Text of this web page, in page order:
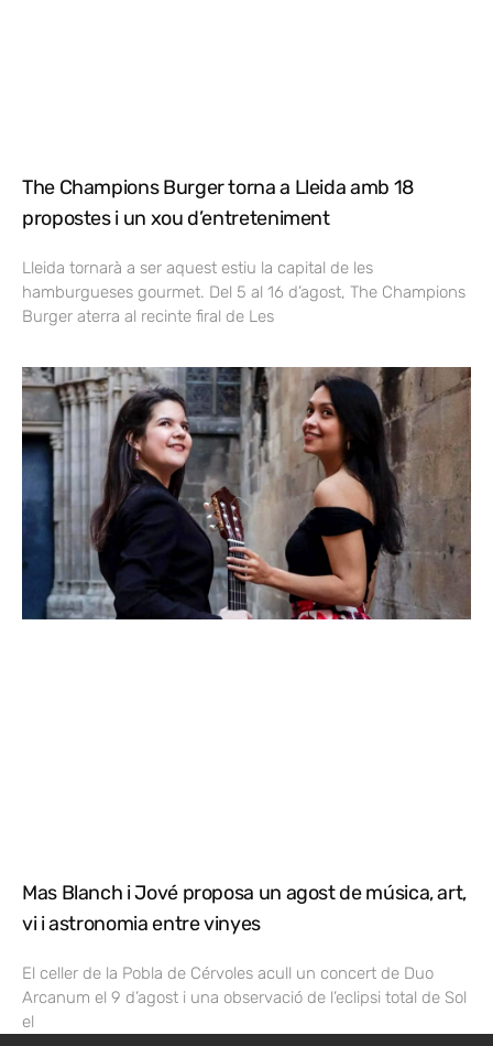
The Champions Burger torna a Lleida amb 18
propostes i un xou d’entreteniment
Lleida tornarà a ser aquest estiu la capital de les
hamburgueses gourmet. Del 5 al 16 d’agost, The Champions
Burger aterra al recinte firal de Les
Mas Blanch i Jové proposa un agost de música, art,
vi i astronomia entre vinyes
El celler de la Pobla de Cérvoles acull un concert de Duo
Arcanum el 9 d’agost i una observació de l’eclipsi total de Sol
el